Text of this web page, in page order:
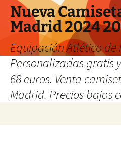
Nueva
Madrid 2024
Equipación Atlético de
Personalizadas gratis
68 euros. Venta
Madrid. Precios bajos